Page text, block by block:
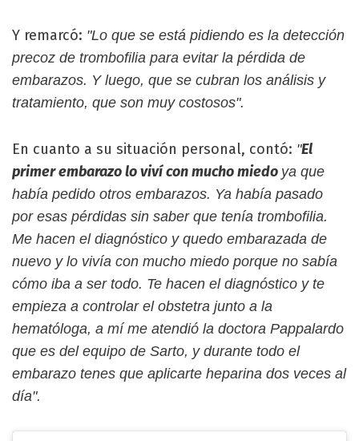
Y remarcó: "Lo que se está pidiendo es la detección
precoz de trombofilia para evitar la pérdida de
embarazos. Y luego, que se cubran los análisis y
tratamiento, que son muy costosos".
En cuanto a su situación personal, contó: "El
primer embarazo lo viví con mucho miedo ya que
había pedido otros embarazos. Ya había pasado
por esas pérdidas sin saber que tenía trombofilia.
Me hacen el diagnóstico y quedo embarazada de
nuevo y lo vivía con mucho miedo porque no sabía
cómo iba a ser todo. Te hacen el diagnóstico y te
empieza a controlar el obstetra junto a la
hematóloga, a mí me atendió la doctora Pappalardo
que es del equipo de Sarto, y durante todo el
embarazo tenes que aplicarte heparina dos veces al
día".